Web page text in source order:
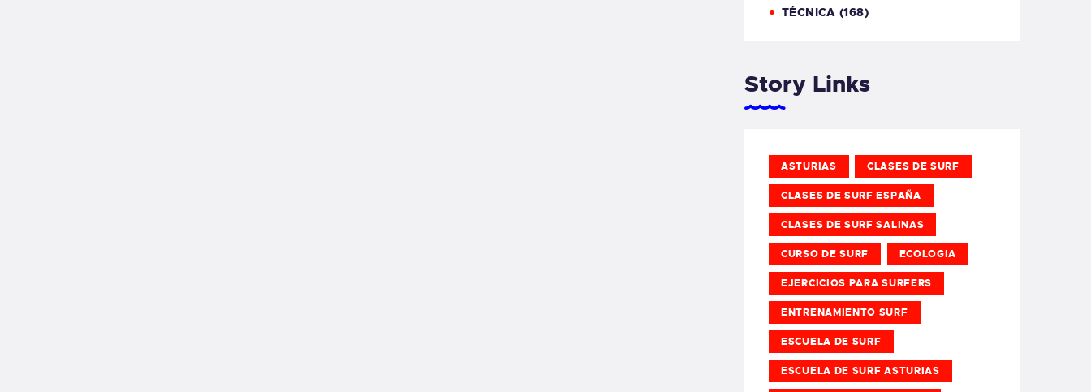
TÉCNICA (168)
Story Links
ASTURIAS CLASES DE SURF
CLASES DE SURF ESPAÑA
CLASES DE SURF SALINAS
CURSO DE SURF ECOLOGIA
EJERCICIOS PARA SURFERS
ENTRENAMIENTO SURF
ESCUELA DE SURF
ESCUELA DE SURF ASTURIAS